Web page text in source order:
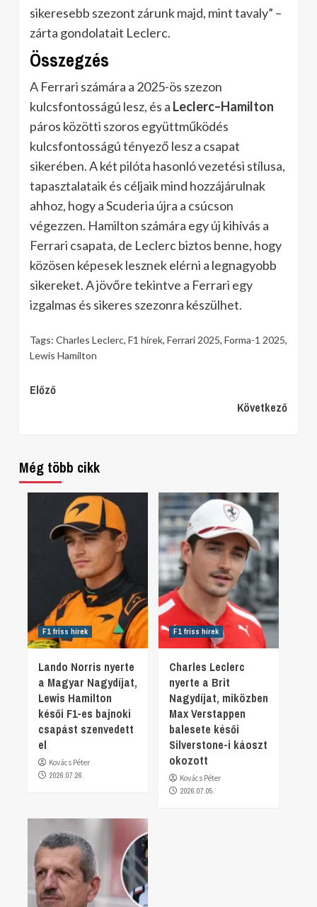
sikeresebb szezont zárunk majd, mint tavaly” –
zárta gondolatait Leclerc.
Összegzés
A Ferrari számára a 2025-ös szezon
kulcsfontosságú lesz, és a Leclerc–Hamilton
páros közötti szoros együttműködés
kulcsfontosságú tényező lesz a csapat
sikerében. A két pilóta hasonló vezetési stílusa,
tapasztalataik és céljaik mind hozzájárulnak
ahhoz, hogy a Scuderia újra a csúcson
végezzen. Hamilton számára egy új kihívás a
Ferrari csapata, de Leclerc biztos benne, hogy
közösen képesek lesznek elérni a legnagyobb
sikereket. A jövőre tekintve a Ferrari egy
izgalmas és sikeres szezonra készülhet.
Tags: Charles Leclerc, F1 hírek, Ferrari 2025, Forma-1 2025,
Lewis Hamilton
Continue
Előző
Következő
Még több cikk
F1 friss hírek
Lando Norris nyerte
a Magyar Nagydíjat,
Lewis Hamilton
késői F1-es bajnoki
csapást szenvedett
el
Kovács Péter
2026.07.26.
F1 friss hírek
Charles Leclerc
nyerte a Brit
Nagydíjat, miközben
Max Verstappen
balesete késői
Silverstone-i káoszt
okozott
Kovács Péter
2026.07.05.